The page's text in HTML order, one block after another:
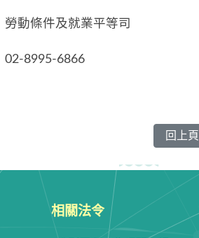
勞動條件及就業平等司
02-8995-6866
回上頁
相關法令